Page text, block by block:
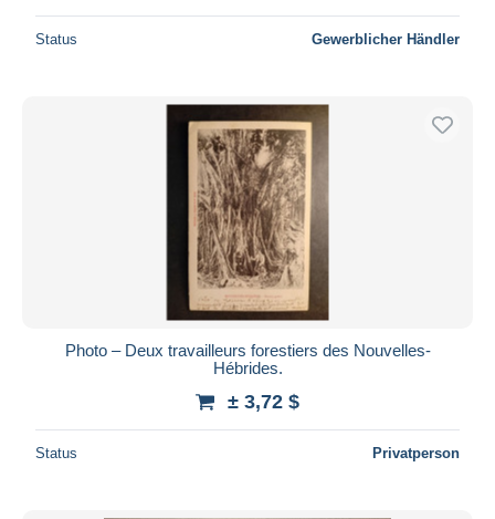
Status Gewerblicher Händler
Photo – Deux travailleurs forestiers des Nouvelles-
Hébrides.
± 3,72 $
Status Privatperson